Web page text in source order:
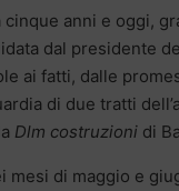
cinque anni e oggi,
dal presidente
ai fatti, dalle
di due tratti
Dlm costruzioni di
mesi di maggio e